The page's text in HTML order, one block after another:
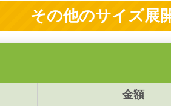
その他のサイズ展
金額